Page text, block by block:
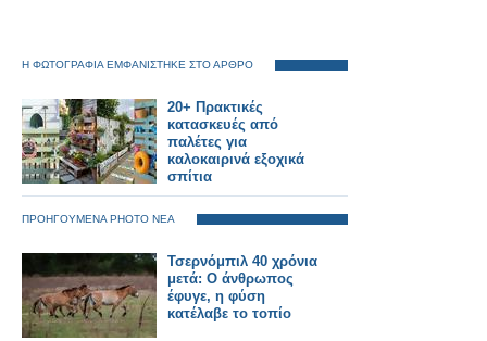
Η ΦΩΤΟΓΡΑΦΙΑ ΕΜΦΑΝΙΣΤΗΚΕ ΣΤΟ ΑΡΘΡΟ
20+ Πρακτικές
κατασκευές από
παλέτες για
καλοκαιρινά εξοχικά
σπίτια
ΠΡΟΗΓΟΥΜΕΝΑ PHOTO ΝΕΑ
Τσερνόμπιλ 40 χρόνια
μετά: Ο άνθρωπος
έφυγε, η φύση
κατέλαβε το τοπίο